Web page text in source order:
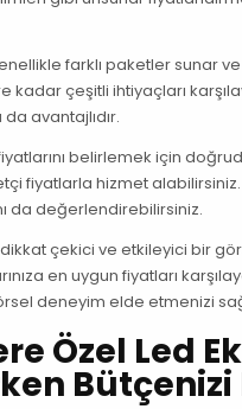
farklı paketler sunar
kadar çeşitli ihtiyaçları
avantajlıdır.
belirlemek için
fiyatlarla hizmet
da değerlendirebilirsiniz.
çekici ve etkileyici bir
en uygun fiyatları
deneyim elde etmenizi
Özel Led